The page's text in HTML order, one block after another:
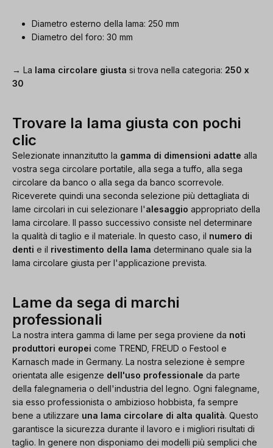
Diametro esterno della lama: 250 mm
Diametro del foro: 30 mm
→ La lama circolare giusta si trova nella categoria: 250 x
30
Trovare la lama giusta con pochi
clic
Selezionate innanzitutto la gamma di dimensioni adatte alla
vostra sega circolare portatile, alla sega a tuffo, alla sega
circolare da banco o alla sega da banco scorrevole.
Riceverete quindi una seconda selezione più dettagliata di
lame circolari in cui selezionare l'alesaggio appropriato della
lama circolare. Il passo successivo consiste nel determinare
la qualità di taglio e il materiale. In questo caso, il numero di
denti e il rivestimento della lama determinano quale sia la
lama circolare giusta per l'applicazione prevista.
Lame da sega di marchi
professionali
La nostra intera gamma di lame per sega proviene da noti
produttori europei come TREND, FREUD o Festool e
Karnasch made in Germany. La nostra selezione è sempre
orientata alle esigenze dell'uso professionale da parte
della falegnameria o dell'industria del legno. Ogni falegname,
sia esso professionista o ambizioso hobbista, fa sempre
bene a utilizzare una lama circolare di alta qualità. Questo
garantisce la sicurezza durante il lavoro e i migliori risultati di
taglio. In genere non disponiamo dei modelli più semplici che